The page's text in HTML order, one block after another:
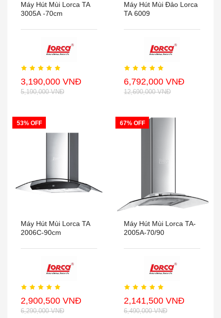
Máy Hút Mùi Lorca TA
3005A -70cm
3,190,000 VNĐ
5,190,000 VNĐ
Máy Hút Mùi Đảo Lorca
TA 6009
6,792,000 VNĐ
12,690,000 VNĐ
53% OFF
Máy Hút Mùi Lorca TA
2006C-90cm
2,900,500 VNĐ
6,290,000 VNĐ
67% OFF
Máy Hút Mùi Lorca TA-
2005A-70/90
2,141,500 VNĐ
6,490,000 VNĐ